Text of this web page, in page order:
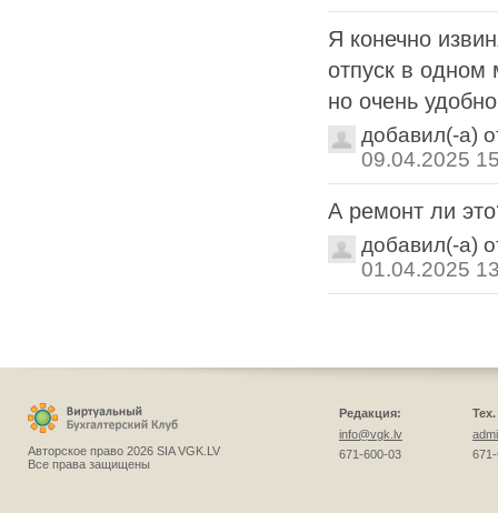
Я конечно
отпуск в одном
но очень
добавил(-а)
09.04.2025
А ремонт ли
добавил(-а)
01.04.2025
Авторское право 2026 SIA VGK.LV
Все права защищены
Редакция:
info@vgk.lv
671-600-03